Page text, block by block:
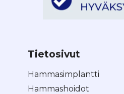
Tietosivut
Hammasimplantti
Hammashoidot